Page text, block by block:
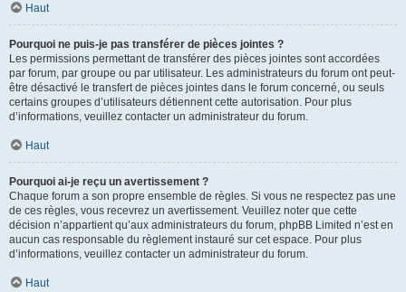
Haut
Pourquoi ne puis-je pas transférer de pièces jointes ?
Les permissions permettant de transférer des pièces jointes sont accordées
par forum, par groupe ou par utilisateur. Les administrateurs du forum ont peut-
être désactivé le transfert de pièces jointes dans le forum concerné, ou seuls
certains groupes d’utilisateurs détiennent cette autorisation. Pour plus
d’informations, veuillez contacter un administrateur du forum.
Haut
Pourquoi ai-je reçu un avertissement ?
Chaque forum a son propre ensemble de règles. Si vous ne respectez pas une
de ces règles, vous recevrez un avertissement. Veuillez noter que cette
décision n’appartient qu’aux administrateurs du forum, phpBB Limited n’est en
aucun cas responsable du règlement instauré sur cet espace. Pour plus
d’informations, veuillez contacter un administrateur du forum.
Haut